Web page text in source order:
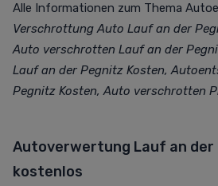
Alle Informationen zum Thema
Verschrottung Auto Lauf an der
Auto verschrotten Lauf an der
Lauf an der Pegnitz Kosten,
Pegnitz Kosten, Auto verschrotten
Autoverwertung Lauf an der
kostenlos